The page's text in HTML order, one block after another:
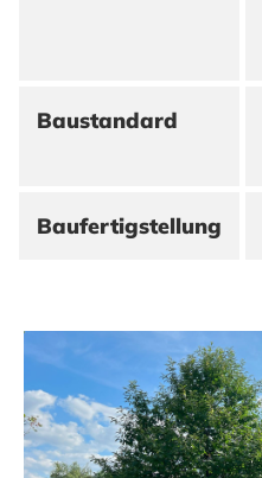
MEHR ERFAHREN
Chancen
Baustandard
Baufertigstellung
MEHR ERFAHREN
Ausblick